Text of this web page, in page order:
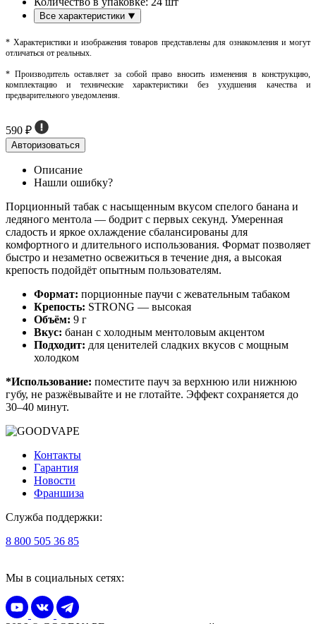
Все характеристики
* Характеристики и изображения товаров представлены для ознакомления и могут
отличаться от реальных.
* Производитель оставляет за собой право вносить изменения в конструкцию,
комплектацию и технические характеристики без ухудшения качества и
предварительного уведомления.
590 ₽
Авторизоваться
Описание
Нашли ошибку?
Порционный табак с насыщенным вкусом спелого банана и
ледяного ментола — бодрит с первых секунд. Умеренная
сладость и яркое охлаждение сбалансированы для
комфортного и длительного использования. Формат позволяет
быстро и незаметно освежиться в течение дня, а высокая
крепость подойдёт опытным пользователям.
Формат: порционные паучи с жевательным табаком
Крепость: STRONG — высокая
Объём: 9 г
Вкус: банан с холодным ментоловым акцентом
Подходит: для ценителей сладких вкусов с мощным
холодком
*Использование: поместите пауч за верхнюю или нижнюю
губу, не разжёвывайте и не глотайте. Эффект сохраняется до
30–40 минут.
Контакты
Гарантия
Новости
Франшиза
Служба поддержки:
8 800 505 36 85
Мы в социальных сетях: